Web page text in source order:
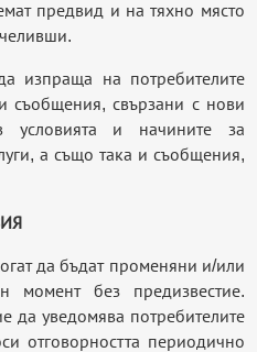
предвид и на тяхно място
изпраща на потребителите
съобщения, свързани с нови
и начините за
а също така и съобщения,
да бъдат променяни и/или
момент без предизвестие.
да уведомява потребителите
отговорността периодично